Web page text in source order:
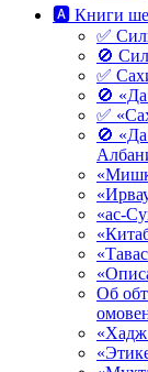
🅰 Книги
✅
🚫
✅
🚫
✅
🚫
«ас-
Об
«Хадж